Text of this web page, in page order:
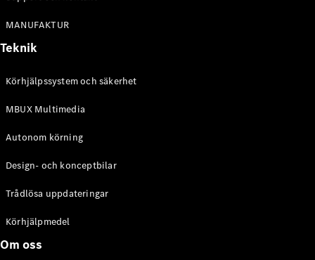
Cabriolet /
Mercedes-
Roadster
Maybach SL
Monogram
Series
Mercedes-
MANUFAKTUR
Teknik
Körhjälpssystem och säkerhet
MBUX Multimedia
Autonom körning
Design- och konceptbilar
Trådlösa uppdateringar
Körhjälpmedel
Om oss